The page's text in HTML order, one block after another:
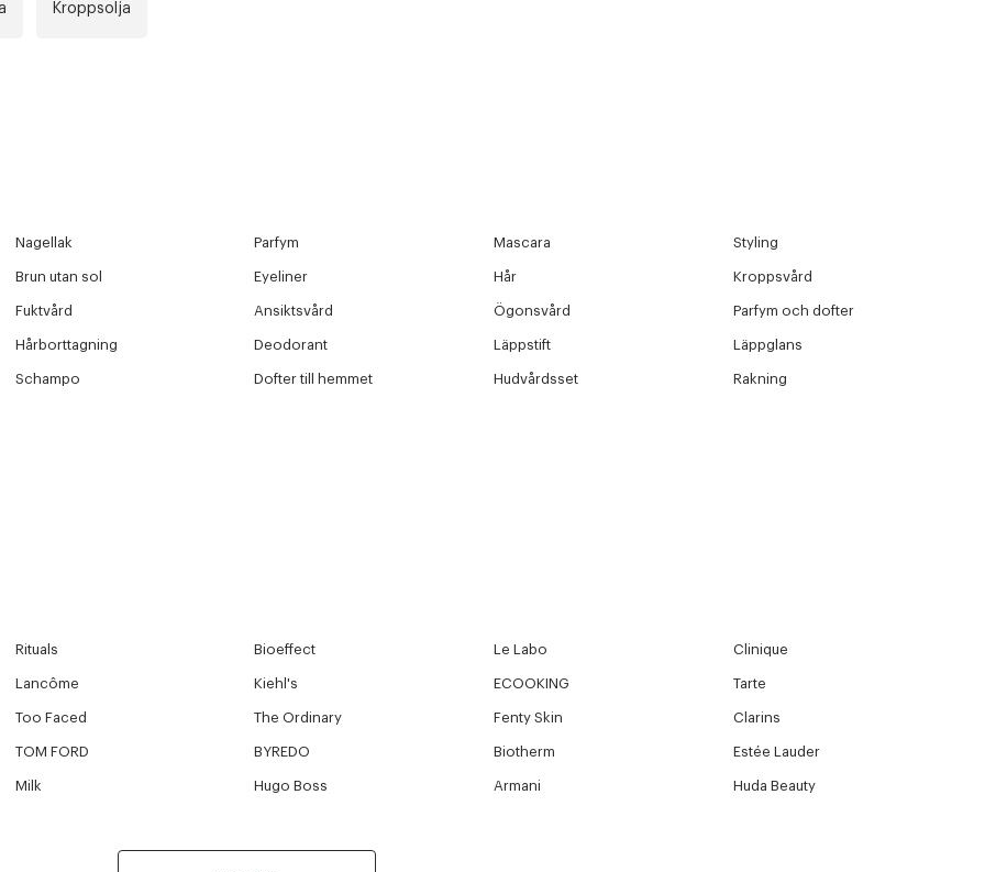
Kroppsolja
Nagellak Parfym Mascara Styling
Brun utan sol Eyeliner Hår Kroppsvård
Fuktvård Ansiktsvård Ögonsvård Parfym och dofter
Hårborttagning Deodorant Läppstift Läppglans
Schampo Dofter till hemmet Hudvårdsset Rakning
Rituals Bioeffect Le Labo Clinique
Lancôme Kiehl's ECOOKING Tarte
Too Faced The Ordinary Fenty Skin Clarins
TOM FORD BYREDO Biotherm Estée Lauder
Milk Hugo Boss Armani Huda Beauty